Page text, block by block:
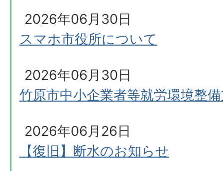
2026年06月30日
スマホ市役所について
2026年06月30日
竹原市中小企業者等就労環境整
2026年06月26日
【復旧】断水のお知らせ